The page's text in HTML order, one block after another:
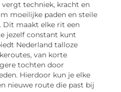
techniek, kracht en
moeilijke paden en steile
Dit maakt elke rit een
jezelf constant kunt
Nederland talloze
van korte
tochten door
Hierdoor kun je elke
nieuwe route die past bij